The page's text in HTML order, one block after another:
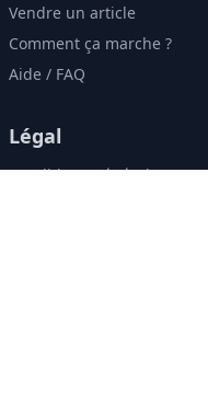
Vendre un article
Comment ça marche ?
Aide / FAQ
Légal
Conditions Générales